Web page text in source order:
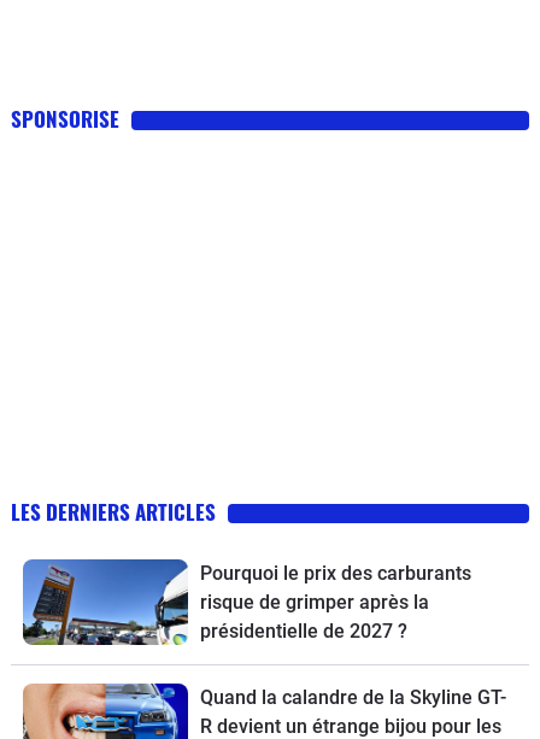
SPONSORISE
LES DERNIERS ARTICLES
Pourquoi le prix des carburants
risque de grimper après la
présidentielle de 2027 ?
Quand la calandre de la Skyline GT-
R devient un étrange bijou pour les